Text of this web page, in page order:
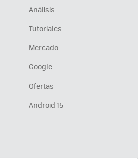
Análisis
Tutoriales
Mercado
Google
Ofertas
Android 15